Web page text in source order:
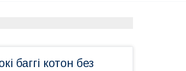
баггі котон без